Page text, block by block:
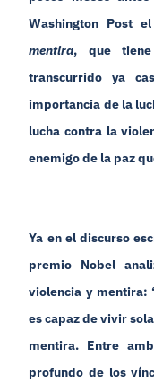
Washington Post
mentira, que tiene
transcurrido ya
importancia de la
lucha contra la
enemigo de la paz
Ya en el discurso
premio Nobel
violencia y mentira:
es capaz de vivir
mentira. Entre
profundo de los